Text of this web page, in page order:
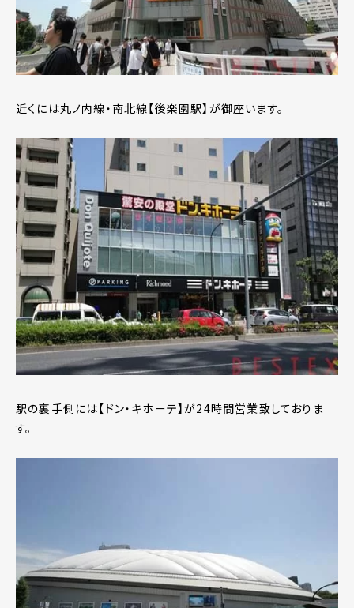
近くには丸ノ内線・南北線【後楽園駅】が御座います。
駅の裏手側には【ドン・キホーテ】が24時間営業致しておりま
す。